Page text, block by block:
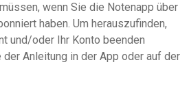
wenn Sie die Notenapp über
haben. Um herauszufinden,
und/oder Ihr Konto beenden
Anleitung in der App oder auf der